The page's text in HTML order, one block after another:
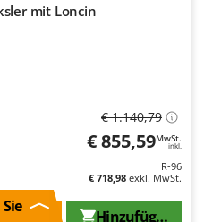
mit Loncin
€ 1.140,79
€ 855,59MwSt.
inkl.
R-96
€ 718,98 exkl. MwSt.
Hinzufügen
Sie